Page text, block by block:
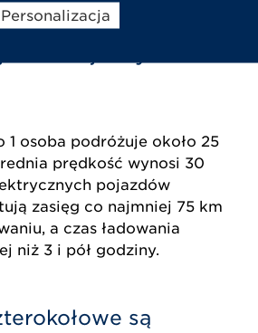
ma mały
1 osoba podróżuje około 25
prędkość wynosi 30
pojazdów
zasięg co najmniej 75 km
a czas ładowania
niż 3 i pół godziny.
są
Personalizacja